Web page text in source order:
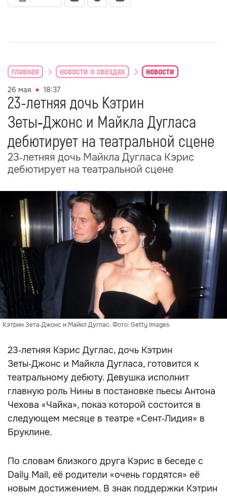
главная новости о звездах новости
26 мая 18:37
23-летняя дочь Кэтрин
Зеты‑Джонс и Майкла Дугласа
дебютирует на театральной сцене
23‑летняя дочь Майкла Дугласа Кэрис
дебютирует на театральной сцене
Кэтрин Зета‑Джонс и Майкл Дуглас. Фото: Getty Images
23‑летняя Кэрис Дуглас, дочь Кэтрин
Зеты‑Джонс и Майкла Дугласа, готовится к
театральному дебюту. Девушка исполнит
главную роль Нины в постановке пьесы Антона
Чехова «Чайка», показ которой состоится в
следующем месяце в театре «Сент‑Лидия» в
Бруклине.
По словам близкого друга Кэрис в беседе с
Daily Mail, её родители «очень гордятся» её
новым достижением. В знак поддержки Кэтрин